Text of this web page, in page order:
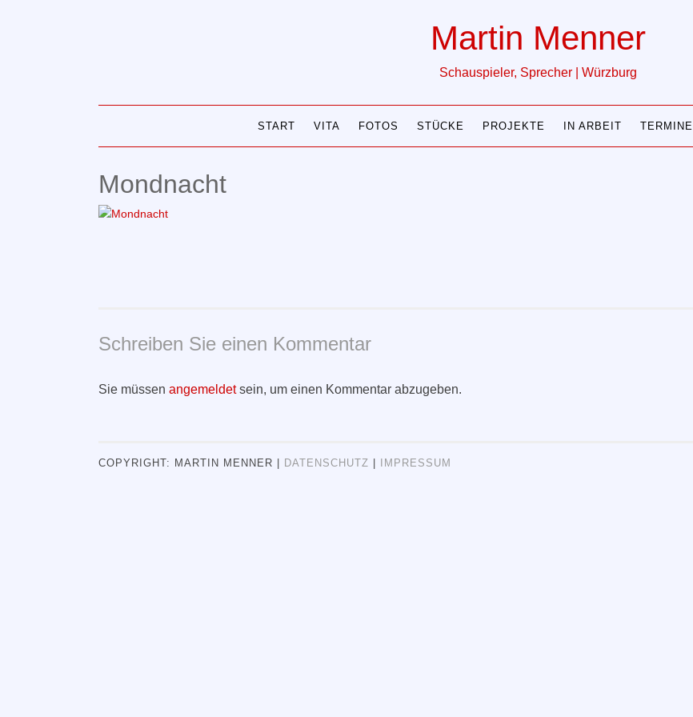
Martin Menner
Schauspieler, Sprecher | Würzburg
START VITA FOTOS STÜCKE PROJEKTE IN ARBEIT TERMINE
Mondnacht
Schreiben Sie einen Kommentar
Sie müssen angemeldetsein, um einen Kommentar abzugeben.
COPYRIGHT: MARTIN MENNER | DATENSCHUTZ IMPRESSUM